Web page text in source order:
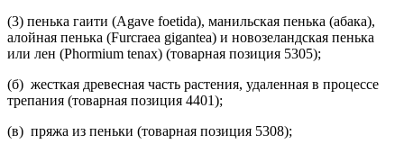
(3) пенька гаити (Agave foetida), манильская пенька (абака),
алойная пенька (Furcraea gigantea) и новозеландская пенька
или лен (Phormium tenax) (товарная позиция 5305);
(б) жесткая древесная часть растения, удаленная в процессе
трепания (товарная позиция 4401);
(в) пряжа из пеньки (товарная позиция 5308);